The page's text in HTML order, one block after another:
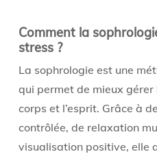
Comment la
stress ?
La sophrologie est une
qui permet de mieux
corps et l’esprit. Grâce à
contrôlée, de relaxation
visualisation positive, elle